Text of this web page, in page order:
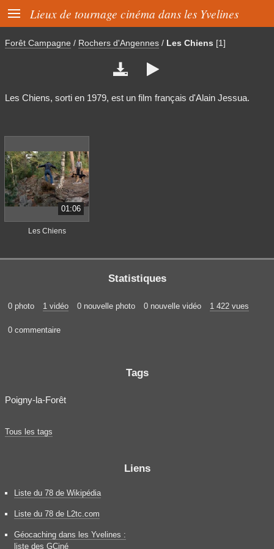
 Lieux de tournage cinéma dans les Yvelines
Forêt Campagne / Rochers d'Angennes / Les Chiens [1]
 
Les Chiens, sorti en 1979, est un film français d'Alain Jessua.
01:06
Les Chiens
Statistiques
0 photo 1 vidéo 0 nouvelle photo 0 nouvelle vidéo 1 422 vues
0 commentaire
Tags
Poigny-la-Forêt
Tous les tags
Liens
Liste du 78 de Wikipédia
Liste du 78 de L2tc.com
Géocaching dans les Yvelines :
liste des GCiné